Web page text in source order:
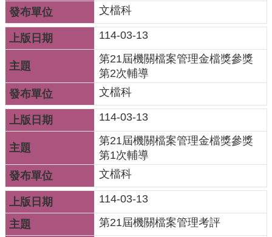
務
政
府
資
訊
公
開
檔
案
應
用
安
全
文檔科
114-03-13
第21屆機關檔案管理金檔獎參獎
第2次輔導
文檔科
114-03-13
第21屆機關檔案管理金檔獎參獎
第1次輔導
文檔科
114-03-13
第21屆機關檔案管理考評